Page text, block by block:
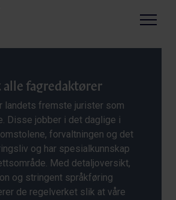
Menu
alle fagredaktører
landets fremste jurister som
Disse jobber i det daglige i
forvaltningen og det
og har spesialkunnskap
Med detaljoversikt,
og stringent språkføring
de regelverket slik at våre